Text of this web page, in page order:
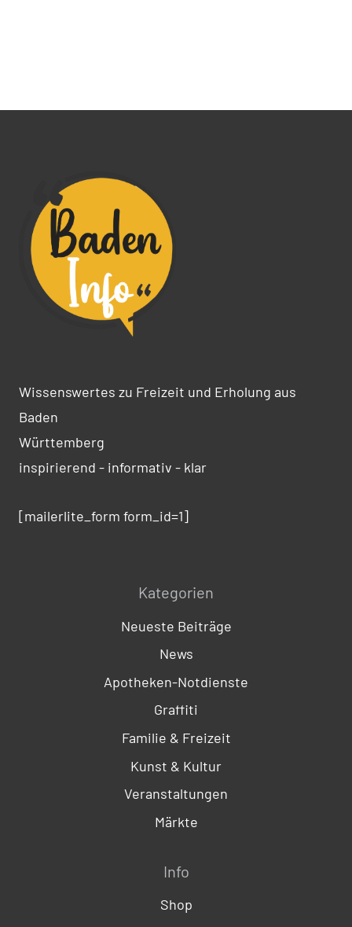
Wissenswertes zu Freizeit und Erholung aus
Baden
Württemberg
inspirierend - informativ - klar
[mailerlite_form form_id=1]
Kategorien
Neueste Beiträge
News
Apotheken-Notdienste
Graffiti
Familie & Freizeit
Kunst & Kultur
Veranstaltungen
Märkte
Info
Shop